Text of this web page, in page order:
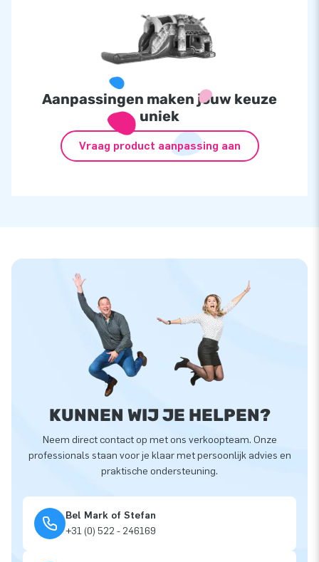
Aanpassingen maken jouw keuze
uniek
Vraag product aanpassing aan
KUNNEN WIJ JE HELPEN?
Neem direct contact op met ons verkoopteam. Onze
professionals staan voor je klaar met persoonlijk advies en
praktische ondersteuning.
Bel Mark of Stefan
+31 (0) 522 - 246169